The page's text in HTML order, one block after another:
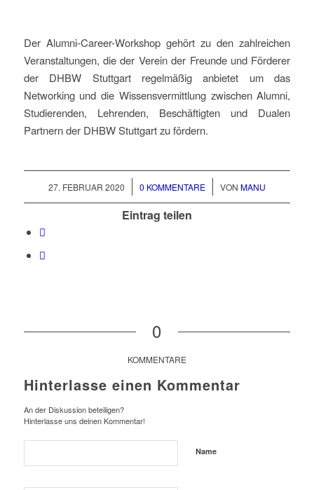
Der Alumni-Career-Workshop gehört zu den zahlreichen
Veranstaltungen, die der Verein der Freunde und Förderer
der DHBW Stuttgart regelmäßig anbietet um das
Networking und die Wissensvermittlung zwischen Alumni,
Studierenden, Lehrenden, Beschäftigten und Dualen
Partnern der DHBW Stuttgart zu fördern.
27. FEBRUAR 2020
/ 0 KOMMENTARE
/ VON MANU
Eintrag teilen
0
KOMMENTARE
Hinterlasse einen Kommentar
An der Diskussion beteiligen?
Hinterlasse uns deinen Kommentar!
Name